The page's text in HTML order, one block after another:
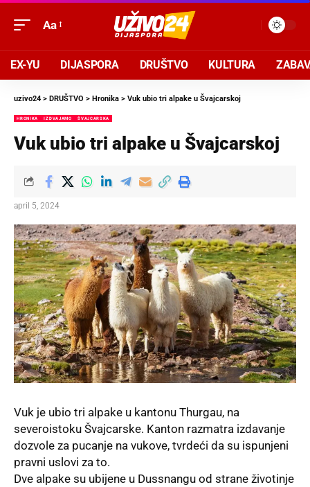
Aa
EX-YU DIJASPORA DRUŠTVO KULTURA
uzivo24 > DRUŠTVO > Hronika > Vuk ubio tri alpake u Švajcarskoj
HRONIKA IZDVAJAMO ŠVAJCARSKA
Vuk ubio tri alpake u Švajcarskoj
april 5, 2024
Vuk je ubio tri alpake u kantonu Thurgau, na
severoistoku Švajcarske. Kanton razmatra izdavanje
dozvole za pucanje na vukove, tvrdeći da su ispunjeni
pravni uslovi za to.
Dve alpake su ubijene u Dussnangu od strane životinje